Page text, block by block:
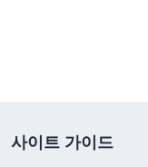
도 없는 불신파이
사이트 가이드